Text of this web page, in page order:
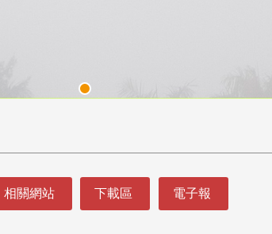
相關網站 下載區 電子報